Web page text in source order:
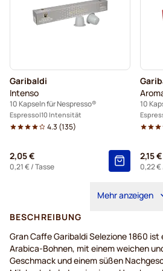
Garibaldi
Intenso
10 Kapseln für Nespresso®
Espresso 10 Intensität
4.3 (135)
2,05 €
0,21 €/ Tasse
10
2,15 €
0,22 €
Mehr anzeigen
BESCHREIBUNG
Gran Caffe Garibaldi Selezione 1860 ist
Arabica-Bohnen, mit einem weichen
Geschmack und einem süßen